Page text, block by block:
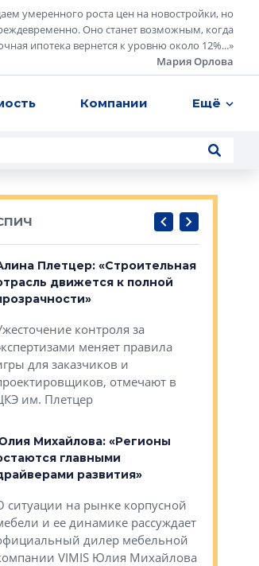
умеренного роста цен на новостройки, но
Оно станет возможным, когда
ипотека вернется к уровню около 12%...»
Мария Орлова
Компании Ещё
Плетцер: «Строительная
движется к полной
контроля за
меняет правила
для заказчиков и
отмечают в
им. Плетцер
Михайлова: «Регионы
главными
развития»
ситуации на рынке корпусной
и ее динамике рассуждает
дилер мебельной
VIMIS Юлия Михайлова